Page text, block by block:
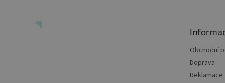
Obchodní
Doprava
Reklamace